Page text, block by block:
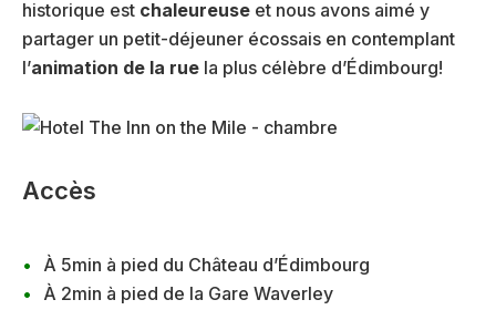
historique est chaleureuse et nous avons aimé y
partager un petit-déjeuner écossais en contemplant
l’animation de la rue la plus célèbre d’Édimbourg!
Accès
À 5min à pied du Château d’Édimbourg
À 2min à pied de la Gare Waverley